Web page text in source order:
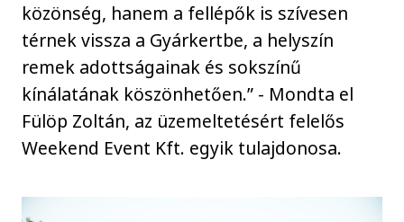
közönség, hanem a fellépők is szívesen
térnek vissza a Gyárkertbe, a helyszín
remek adottságainak és sokszínű
kínálatának köszönhetően.” - Mondta el
Fülöp Zoltán, az üzemeltetésért felelős
Weekend Event Kft. egyik tulajdonosa.